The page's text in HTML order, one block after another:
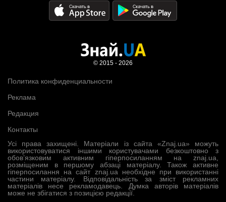
Усі права захищені. Матеріали із сайта «Znaj.ua» можуть
використовуватися іншими користувачами безкоштовно з
обов’язковим активним гіперпосиланням на znaj.ua,
розміщеним в першому абзаці матеріалу. Також активне
гіперпосилання на сайт znaj.ua необхідне при використанні
частини матеріалу. Відповідальність за зміст рекламних
матеріалів несе рекламодавець. Думка авторів матеріалів
може не збігатися з позицією редакції.
Политика конфиденциальности
Реклама
Редакция
Контакты
© 2015 - 2026